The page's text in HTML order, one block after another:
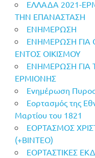
ΕΛΛΑΔΑ 2021-
ΤΗΝ ΕΠΑΝΑΣΤΑΣΗ
ΕΝΗΜΕΡΩΣΗ
ΕΝΗΜΕΡΩΣΗ ΓΙΑ
ΕΝΤΟΣ ΟΙΚΙΣΜΟΥ
ΕΝΗΜΕΡΩΣΗ ΓΙΑ
ΕΡΜΙΟΝΗΣ
Ενημέρωση
Εορτασμός της
Μαρτίου του 1821
ΕΟΡΤΑΣΜΟΣ
(+BINTEO)
ΕΟΡΤΑΣΤΙΚΕΣ